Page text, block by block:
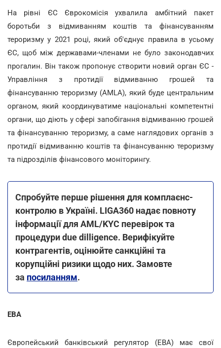
На рівні ЄС Єврокомісія ухвалила амбітний пакет
боротьби з відмиванням коштів та фінансуванням
тероризму у 2021 році, який об'єднує правила в усьому
ЄС, щоб між державами-членами не було законодавчих
прогалин. Він також пропонує створити новий орган ЄС -
Управління з протидії відмиванню грошей та
фінансуванню тероризму (AMLA), який буде центральним
органом, який координуватиме національні компетентні
органи, що діють у сфері запобігання відмиванню грошей
та фінансуванню тероризму, а саме наглядових органів з
протидії відмиванню коштів та фінансуванню тероризму
та підрозділів фінансового моніторингу.
Спробуйте перше рішення для комплаєнс-
контролю в Україні. LIGA360 надає повноту
інформації для AML/KYC перевірок та
процедури due dilligence. Верифікуйте
контрагентів, оцінюйте санкційні та
корупційні ризики щодо них. Замовте
за посиланням.
EBA
Європейський банківський регулятор (EBA) має свої